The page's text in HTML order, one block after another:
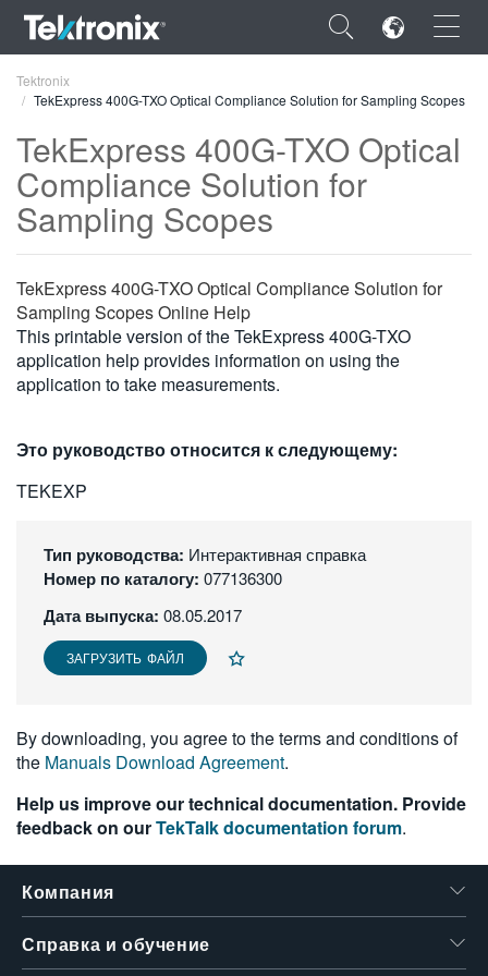
×
ENGLISH
FRANÇAIS
DEUTSCH
VIỆT NAM
简体中文
한국어
Tektronix
TekExpress 400G-TXO Optical Compliance Solution for Sampling Scopes
TekExpress 400G-TXO Optical
Compliance Solution for
Sampling Scopes
TekExpress 400G-TXO Optical Compliance Solution for
Sampling Scopes Online Help
This printable version of the TekExpress 400G-TXO
application help provides information on using the
application to take measurements.
Это руководство относится к следующему:
TEKEXP
Тип руководства: Интерактивная справка
Номер по каталогу: 077136300
Дата выпуска: 08.05.2017
ЗАГРУЗИТЬ ФАЙЛ
By downloading, you agree to the terms and conditions of
the Manuals Download Agreement.
Help us improve our technical documentation. Provide
feedback on ourTekTalk documentation forum.
Компания
Справка и обучение